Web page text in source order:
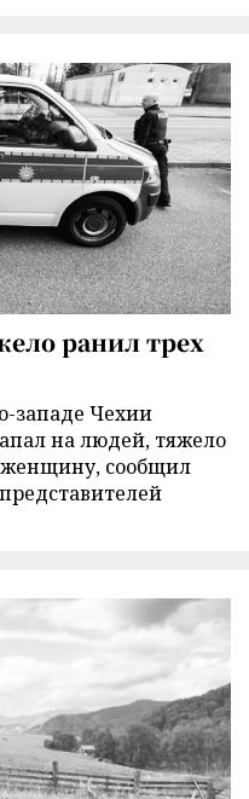
ранил трех
западе Чехии
на людей, тяжело
сообщил